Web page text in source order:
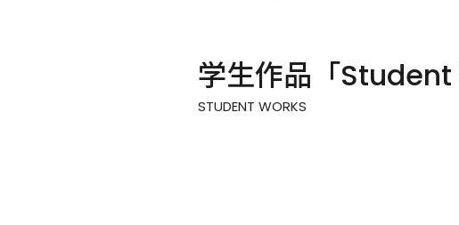
学生作品「Student
STUDENT WORKS